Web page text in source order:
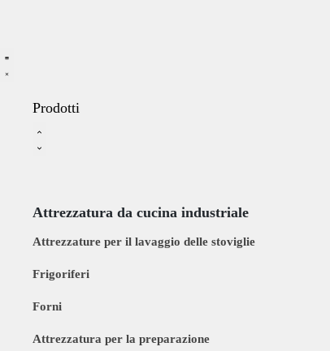
Prodotti
Attrezzatura da cucina industriale
Attrezzature per il lavaggio delle stoviglie
Frigoriferi
Forni
Attrezzatura per la preparazione